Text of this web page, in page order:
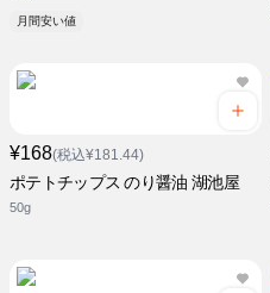
月間安い値
¥168(税込¥181.44)
ポテトチップス のり醤油 湖池屋
50g